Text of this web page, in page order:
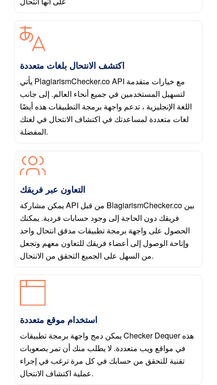
اكتشف الانتحال بلغات متعددة
يأتي PlagiarismChecker.co API مع خيارات متقدمة
لتسهيل المستخدمين في جميع أنحاء العالم. إلى جانب
اللغة الإنجليزية ، تدعم واجهة برمجة التطبيقات هذه أيضًا
لغات متعددة لمساعدتك في اكتشاف الانتحال في لغتك
المفضلة.
التعاون عبر فريقك
يمكن مشاركة API من قبل BlagiarismChecker.co بين
فريقك دون الحاجة إلى وجود حسابات فردية. يمكنك
الحصول على واجهة برمجة تطبيقات مدقق انتحال واحد
وإتاحة الوصول إلى أعضاء فريقك للتعاون معهم وتجعل
من السهل على الجميع التحقق من الانتحال.
استخدام موقع متعددة
يمكن دمج واجهة برمجة تطبيقات Checker Dequer هذه
في مواقع ويب متعددة. لا يطلب منك أن تمر بصعوبات
تقنية للتحقق من حسابك في كل مرة ترغب في إجراء
عملية اكتشاف الانتحال.